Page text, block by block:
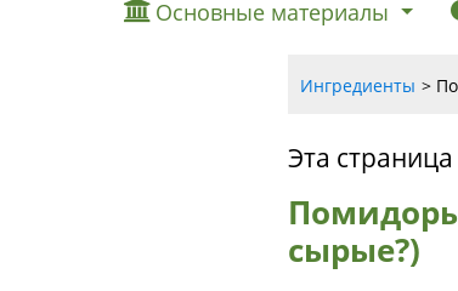
Основные материалы
Ингредиенты
Эта
сырые?)